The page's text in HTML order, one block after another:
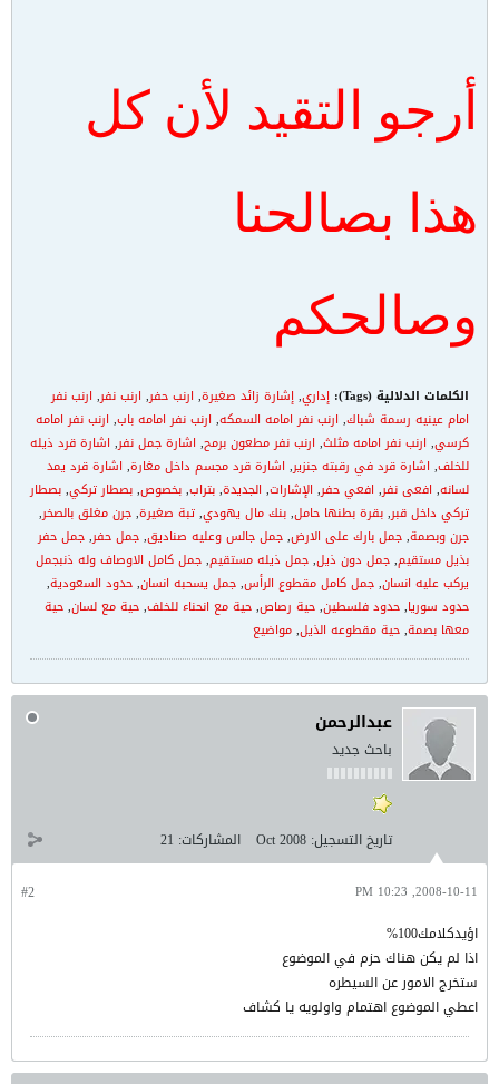
أرجو التقيد لأن كل
هذا بصالحنا
وصالحكم
الكلمات الدلالية (Tags): إداري,إشارة زائد صغيرة, ارنب حفر, ارنب نفر, ارنب نفر
امام عينيه رسمة شباك, ارنب نفر امامه السمكه, ارنب نفر امامه باب, ارنب نفر امامه
كرسي, ارنب نفر امامه مثلث, ارنب نفر مطعون برمح, اشارة جمل نفر, اشارة قرد ذيله
للخلف, اشارة قرد في رقبته جنزير, اشارة قرد مجسم داخل مغارة, اشارة قرد يمد
لسانه, افعى نفر, افعي حفر, الإشارات, الجديدة,بتراب,بخصوص,بصطار تركي,بصطار
تركي داخل قبر,بقرة بطنها حامل,بنك مال يهودي,تبة صغيرة,جرن مغلق بالصخر,
جرن وبصمة,جمل بارك على الارض,جمل جالس وعليه صناديق,جمل حفر,جمل حفر
بذيل مستقيم,جمل دون ذيل,جمل ذيله مستقيم,جمل كامل الاوصاف وله ذنبجمل
يركب عليه انسان,جمل كامل مقطوع الرأس,جمل يسحبه انسان,حدود السعودية,
حدود سوريا,حدود فلسطين,حية رصاص,حية مع انحناء للخلف,حية مع لسان,حية
معها بصمة,حية مقطوعه الذيل,مواضيع
عبدالرحمن
باحث جديد
تاريخ التسجيل: Oct 2008 المشاركات: 21
#2 2008-10-11, 10:23 PM
اؤيدكلامك100%
اذا لم يكن هناك حزم في الموضوع
ستخرج الامور عن السيطره
اعطي الموضوع اهتمام واولويه يا كشاف